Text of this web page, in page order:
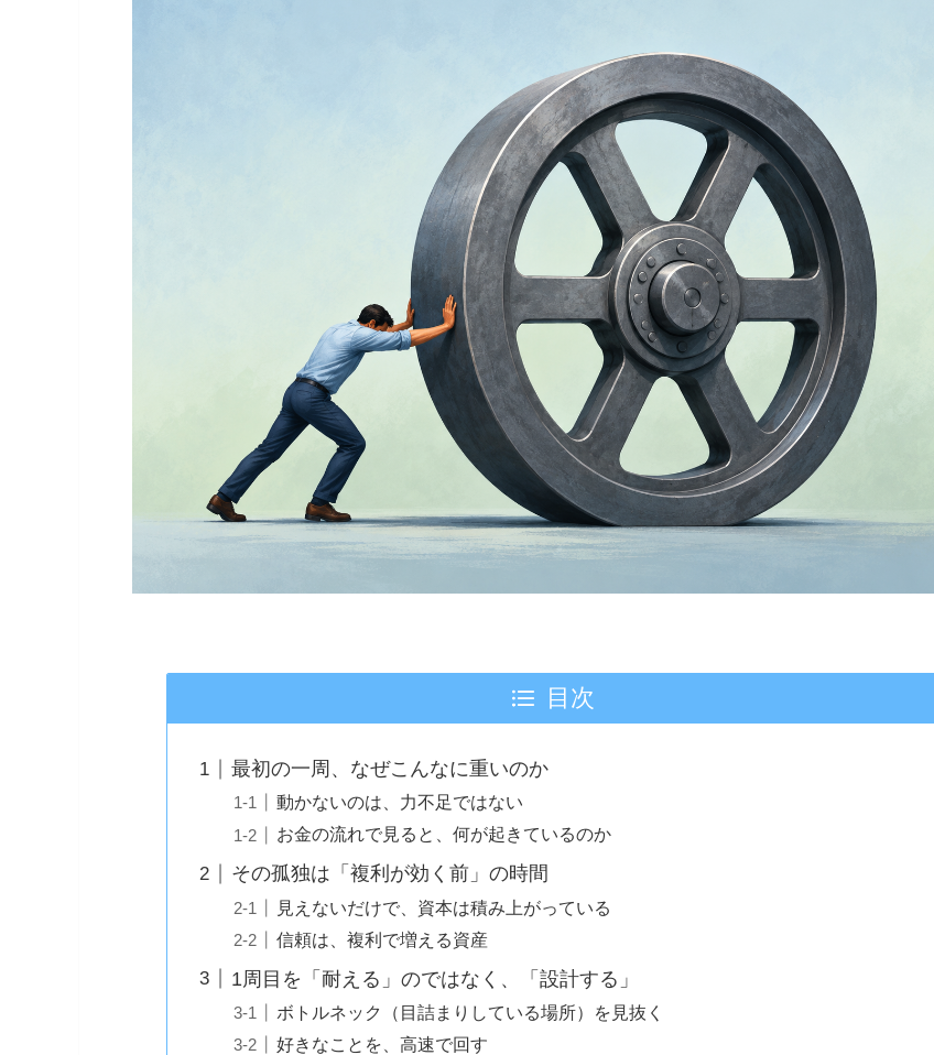
目次
最初の一周、なぜこんなに重いのか
動かないのは、力不足ではない
お金の流れで見ると、何が起きているのか
その孤独は「複利が効く前」の時間
見えないだけで、資本は積み上がっている
信頼は、複利で増える資産
1周目を「耐える」のではなく、「設計する」
ボトルネック（目詰まりしている場所）を見抜く
好きなことを、高速で回す